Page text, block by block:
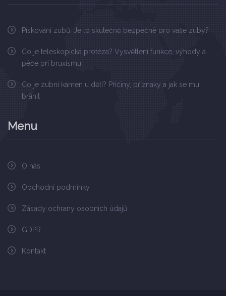
Pískování zubů: Je to skutečně bezpečné pro vaše zuby?
Co je teleskopická protéza? Vysvětlení funkce, výhody a
péče při bruxismu
Co je zubní kámen u dětí? Příčiny, příznaky a jak se mu
bránit
Menu
O nás
Obchodní podmínky
Zásady ochrany osobních údajů
GDPR
Kontakt